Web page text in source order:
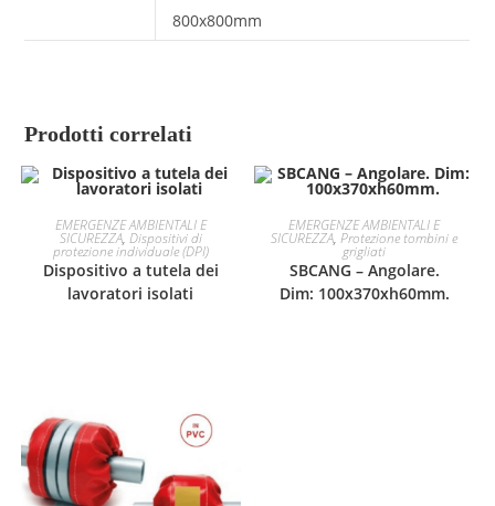
800x800mm
Prodotti correlati
EMERGENZE AMBIENTALI E
SICUREZZA, Dispositivi di
protezione individuale (DPI)
Dispositivo a tutela dei
lavoratori isolati
EMERGENZE AMBIENTALI E
SICUREZZA,Protezione tombini e
grigliati
SBCANG – Angolare.
Dim: 100x370xh60mm.